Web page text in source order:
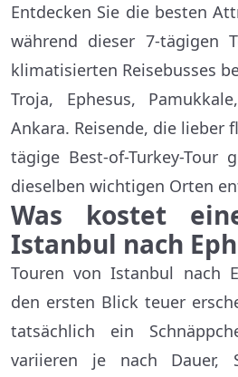
Entdecken Sie die besten
während dieser 7-tägigen
klimatisierten Reisebusses
Troja, Ephesus,
Ankara. Reisende, die lieber
tägige Best-of-Turkey-Tour
dieselben wichtigen Orten
Was kostet
Istanbul nach
Touren von Istanbul nach
den ersten Blick teuer
tatsächlich ein
variieren je nach Dauer,